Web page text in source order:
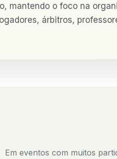
mantendo o foco na
árbitros,
Em eventos com muitos